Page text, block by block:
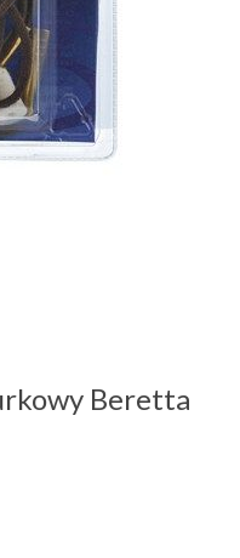
Beretta